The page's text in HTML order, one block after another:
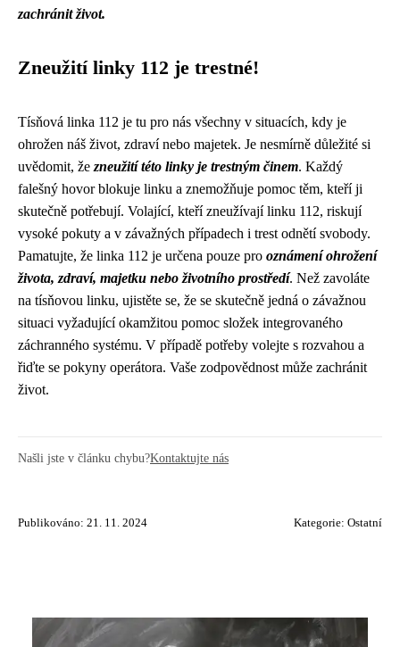
zachránit život.
Zneužití linky 112 je trestné!
Tísňová linka 112 je tu pro nás všechny v situacích, kdy je
ohrožen náš život, zdraví nebo majetek. Je nesmírně důležité si
uvědomit, že zneužití této linky je trestným činem. Každý
falešný hovor blokuje linku a znemožňuje pomoc těm, kteří ji
skutečně potřebují. Volající, kteří zneužívají linku 112, riskují
vysoké pokuty a v závažných případech i trest odnětí svobody.
Pamatujte, že linka 112 je určena pouze pro oznámení ohrožení
života, zdraví, majetku nebo životního prostředí. Než zavoláte
na tísňovou linku, ujistěte se, že se skutečně jedná o závažnou
situaci vyžadující okamžitou pomoc složek integrovaného
záchranného systému. V případě potřeby volejte s rozvahou a
řiďte se pokyny operátora. Vaše zodpovědnost může zachránit
život.
Našli jste v článku chybu?Kontaktujte nás
Publikováno: 21. 11. 2024 Kategorie: Ostatní